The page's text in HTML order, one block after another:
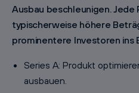
Ausbau beschleunigen. Jede
typischerweise höhere
prominentere Investoren ins
Series A: Produkt
ausbauen.